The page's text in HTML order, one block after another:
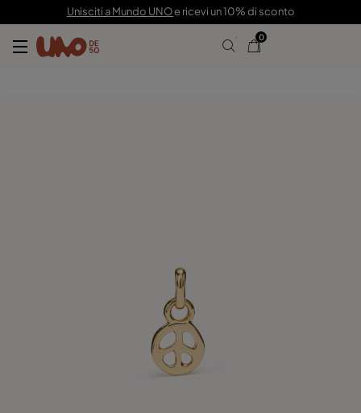
Unisciti a Mundo UNOe ricevi un 10% di sconto
0